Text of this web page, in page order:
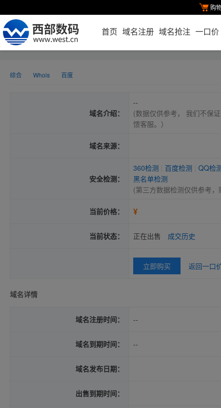
购
首页 域名注册 域名抢注 一口价
综合 Whois 百度
域名介绍：
--
(数据仅供参考， 我们不保
馈客服。）
域名来源：
安全检测：
360检测 百度检测
QQ检
黑名单检测
(第三方数据检测仅供参考
当前价格： ¥
当前状态： 正在出售 成交历史
立即购买 返回一口
域名详情
域名注册时间： --
域名到期时间： --
域名发布日期：
出售到期时间：